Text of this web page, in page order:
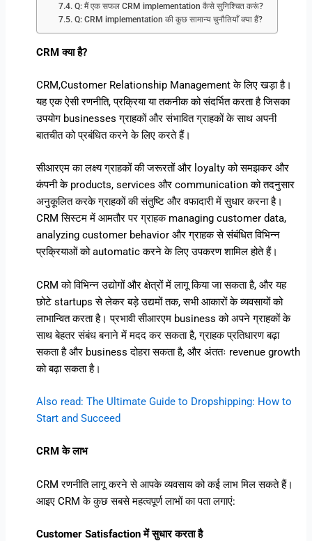
Q: मैं एक सफल CRM implementation कैसे सुनिश्चित करूं?
Q: CRM implementation की कुछ सामान्य चुनौतियाँ क्या हैं?
CRM क्या है?
CRM,Customer Relationship Management के लिए खड़ा है।
यह एक ऐसी रणनीति, प्रक्रिया या तकनीक को संदर्भित करता है जिसका
उपयोग businesses ग्राहकों और संभावित ग्राहकों के साथ अपनी
बातचीत को प्रबंधित करने के लिए करते हैं।
सीआरएम का लक्ष्य ग्राहकों की जरूरतों और loyalty को समझकर और
कंपनी के products, services और communication को तदनुसार
अनुकूलित करके ग्राहकों की संतुष्टि और वफादारी में सुधार करना है।
CRM सिस्टम में आमतौर पर ग्राहक managing customer data,
analyzing customer behavior और ग्राहक से संबंधित विभिन्न
प्रक्रियाओं को automatic करने के लिए उपकरण शामिल होते हैं।
CRM को विभिन्न उद्योगों और क्षेत्रों में लागू किया जा सकता है, और यह
छोटे startups से लेकर बड़े उद्यमों तक, सभी आकारों के व्यवसायों को
लाभान्वित करता है। प्रभावी सीआरएम business को अपने ग्राहकों के
साथ बेहतर संबंध बनाने में मदद कर सकता है, ग्राहक प्रतिधारण बढ़ा
सकता है और business दोहरा सकता है, और अंततः revenue growth
को बढ़ा सकता है।
Also read: The Ultimate Guide to Dropshipping: How to
Start and Succeed
CRM के लाभ
CRM रणनीति लागू करने से आपके व्यवसाय को कई लाभ मिल सकते हैं।
आइए CRM के कुछ सबसे महत्वपूर्ण लाभों का पता लगाएं:
Customer Satisfaction में सुधार करता है